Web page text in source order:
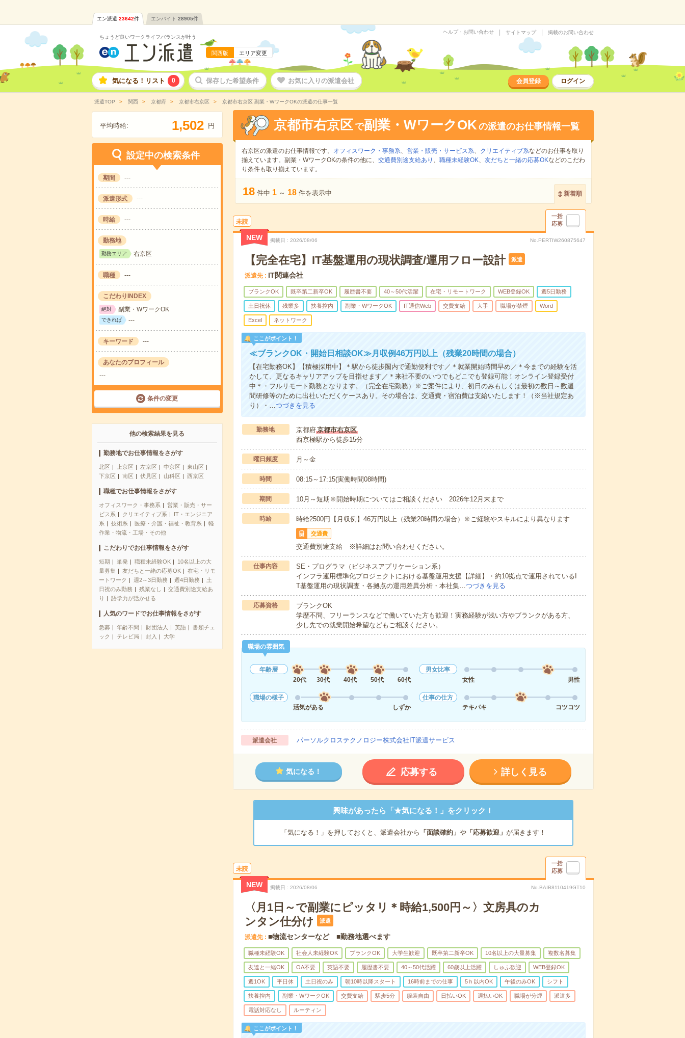
エン派遣 23642件 エンバイト 28905件
ちょうど良いワークライフバランスが叶う
関西版 エリア変更
ヘルプ・お問い合わせ サイトマップ 掲載のお問い合わせ
気になる！リスト 0 保存した希望条件 お気に入りの派遣会社 会員登録 ログイン
派遣TOP 関西 京都府 京都市右京区 京都市右京区 副業・WワークOKの派遣の仕事一覧
平均時給: 1,502 円
設定中の検索条件
期間 ---
派遣形式 ---
時給 ---
勤務地
勤務エリア 右京区
職種 ---
こだわりINDEX
絶対 副業・WワークOK
できれば ---
キーワード ---
あなたのプロフィール
---
条件の変更
他の検索結果を見る
勤務地でお仕事情報をさがす
北区 上京区 左京区 中京区
東山区
下京区
南区 伏見区 山科区 西京区
職種でお仕事情報をさがす
オフィスワーク・事務系
営業・販売・サー
ビス系
クリエイティブ系
IT・エンジニア
系
技術系 医療・介護・福祉・教育系
軽
作業・物流・工場・その他
こだわりでお仕事情報をさがす
短期 単発 職種未経験OK
10名以上の大
量募集
友だちと一緒の応募OK
在宅・リモ
ートワーク
週2～3日勤務 週4日勤務
土
日祝のみ勤務
残業なし
交通費別途支給あ
り
語学力が活かせる
人気のワードでお仕事情報をさがす
急募 年齢不問 財団法人 英語
書類チェ
ック
テレビ局 封入 大学
京都市右京区 で副業・WワークOKの派遣のお仕事情報一覧
右京区の派遣のお仕事情報です。 オフィスワーク・事務系、 営業・販売・サービス系、 クリエイティブ系などのお仕事を取り
揃えています。副業・WワークOKの条件の他に、 交通費別途支給あり 、 職種未経験OK、 友だちと一緒の応募OKなどのこだわ
り条件も取り揃えています。
18 件中 1 ～ 18 件を表示中 新着順
未読
一括
応募
NEW 掲載日 2026/08/06 No.PERTIW260875647
【完全在宅】IT基盤運用の現状調査/運用フロー設計 派遣
派遣先 IT関連会社
ブランクOK 既卒第二新卒OK 履歴書不要 40～50代活躍 在宅・リモートワーク WEB登録OK 週5日勤務
土日祝休 残業多 扶養控内 副業・WワークOK IT通信Web 交費支給 大手 職場が禁煙 Word
Excel ネットワーク
ここがポイント！
≪ブランクOK・開始日相談OK≫月収例46万円以上（残業20時間の場合）
【在宅勤務OK】【積極採用中】＊駅から徒歩圏内で通勤便利です／＊就業開始時間早め／＊今までの経験を活
かして、更なるキャリアアップを目指せます／＊来社不要のいつでもどこでも登録可能！オンライン登録受付
中＊・フルリモート勤務となります。（完全在宅勤務）※ご案件により、初日のみもしくは最初の数日～数週
間研修等のために出社いただくケースあり。その場合は、交通費・宿泊費は支給いたします！（※当社規定あ
り）・…つづきを見る
勤務地 京都府京都市右京区
西京極駅から徒歩15分
曜日頻度 月～金
時間 08:15～17:15(実働時間08時間)
期間 10月～短期※開始時期についてはご相談ください 2026年12月末まで
時給 時給2500円【月収例】46万円以上（残業20時間の場合）※ご経験やスキルにより異なります
交通費
交通費別途支給 ※詳細はお問い合わせください。
仕事内容
SE・プログラマ（ビジネスアプリケーション系）
インフラ運用標準化プロジェクトにおける基盤運用支援【詳細】・約10拠点で運用されているI
T基盤運用の現状調査・各拠点の運用差異分析・本社集…つづきを見る
応募資格
ブランクOK
学歴不問、フリーランスなどで働いていた方も歓迎！実務経験が浅い方やブランクがある方、
少し先での就業開始希望などもご相談ください。
職場の雰囲気
年齢層
20代
30代 40代 50代 60代
男女比率
女性
男性
職場の様子
活気がある
しずか
仕事の仕方
テキパキ
コツコツ
派遣会社 パーソルクロステクノロジー株式会社IT派遣サービス
気になる！ 応募する 詳しく見る
興味があったら「★気になる！」をクリック！
「気になる！」を押しておくと、派遣会社から 「面談確約」 や「応募歓迎」 が届きます！
未読
一括
応募
NEW 掲載日 2026/08/06 No.BAIB8110419GT10
〈月1日～で副業にピッタリ＊時給1,500円～〉文房具のカ
ンタン仕分け
派遣
派遣先 ■物流センターなど ■勤務地選べます
職種未経験OK 社会人未経験OK ブランクOK 大学生歓迎 既卒第二新卒OK 10名以上の大量募集 複数名募集
友達と一緒OK OA不要 英語不要 履歴書不要 40～50代活躍 60歳以上活躍 しゅふ歓迎 WEB登録OK
週1OK 平日休 土日祝のみ 朝10時以降スタート 16時前までの仕事 5ｈ以内OK 午後のみOK シフト
扶養控内 副業・WワークOK 交費支給 駅歩5分 服装自由 日払いOK 週払いOK 職場が分煙 派遣多
電話対応なし ルーティン
ここがポイント！